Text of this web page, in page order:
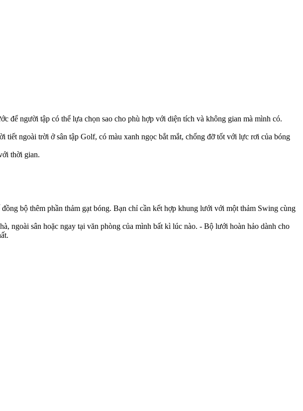
để người tập có thể lựa chọn sao cho phù hợp với diện tích và không gian mà mình có.
ngoài trời ở sân tập Golf, có màu xanh ngọc bắt mắt, chống đỡ tốt với lực rơi của bóng
thời gian.
bộ thêm phần thảm gạt bóng. Bạn chỉ cần kết hợp khung lưới với một thảm Swing cùng
ngoài sân hoặc ngay tại văn phòng của mình bất kì lúc nào. - Bộ lưới hoàn hảo dành cho